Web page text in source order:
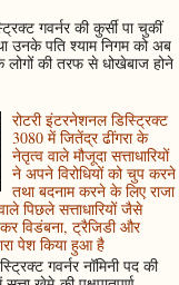
गवर्नर की कुर्सी पा चुकीं
उनके पति श्याम निगम को अब
की तरफ से धोखेबाज होने
रोटरी इंटरनेशनल डिस्ट्रिक्ट
3080 में जितेंद्र ढींगरा के
नेतृत्व वाले मौजूदा सत्ताधारियों
ने अपने विरोधियों को चुप करने
तथा बदनाम करने के लिए राजा
पिछले सत्ताधारियों जैसे
विडंबना, ट्रैजिडी और
पेश किया हुआ है
गवर्नर नॉमिनी पद की